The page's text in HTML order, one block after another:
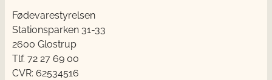
Fødevarestyrelsen
Stationsparken 31-33
2600 Glostrup
Tlf. 72 2​​​7 69 00
CVR: 62534516